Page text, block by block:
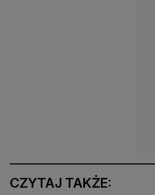
CZYTAJ TAKŻE: